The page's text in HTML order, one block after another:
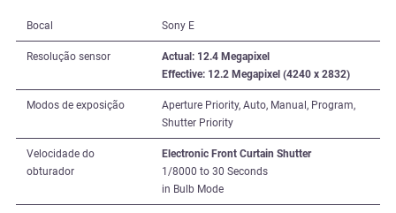
Bocal Sony E
Resolução sensor
Actual: 12.4 Megapixel
Effective: 12.2 Megapixel (4240 x 2832)
Modos de exposição
Aperture Priority, Auto, Manual, Program,
Shutter Priority
Velocidade do
obturador
Electronic Front Curtain Shutter
1/8000 to 30 Seconds
in Bulb Mode